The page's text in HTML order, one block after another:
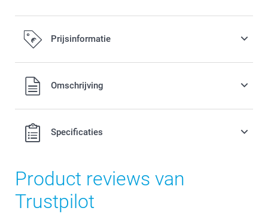
Prijsinformatie
Alle prijzen zijn in EURO (€) inclusief BTW en exclusief
verzendkosten.Omschrijving
Specificaties
Product reviews van
Trustpilot